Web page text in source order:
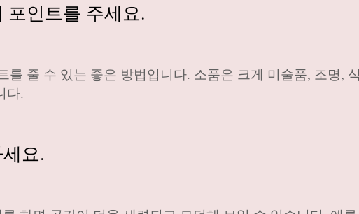
포인트를 주세요.
를 줄 수 있는 좋은 방법입니다. 소품은 크게 미술품, 조명,
다.
요.